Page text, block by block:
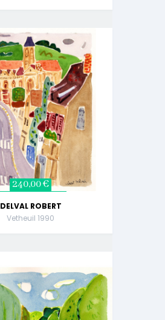
240,00 €
DELVAL ROBERT
Vetheuil 1990